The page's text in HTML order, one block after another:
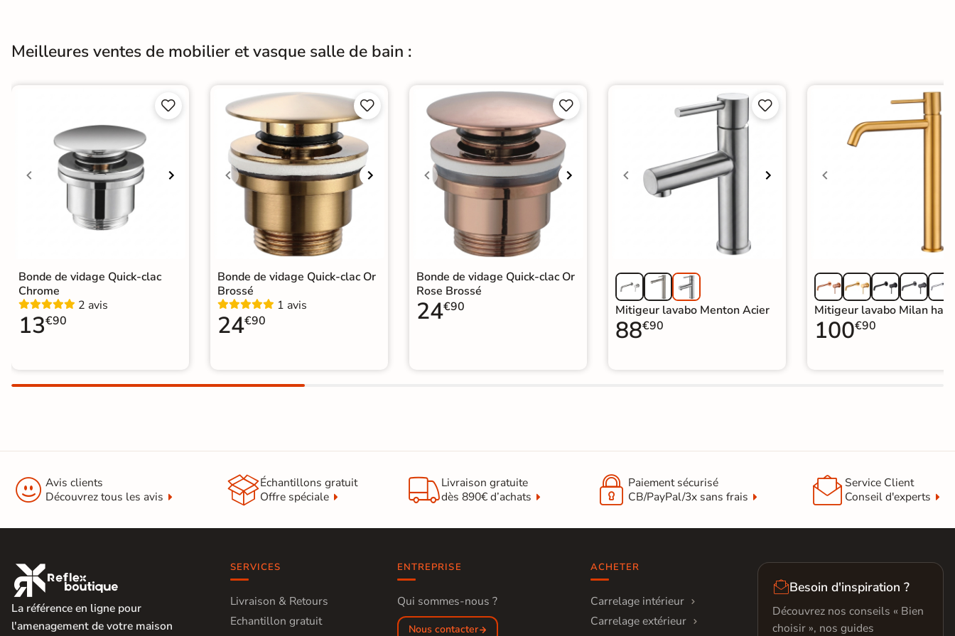
de carrelage en 3D pour
3D
réaliste
références
Simple,
simulateur 3D
Aucune inscription requise
Meilleures ventes de mobilier et vasque salle de bain :


Bonde de vidage Quick-clac
Chrome
2 avis
13€90


Bonde de vidage Quick-clac Or
Brossé
1 avis
24€90


Bonde de vidage Quick-clac Or
Rose Brossé
24€90


Mitigeur lavabo Menton Acier
88€90
Mitigeur lavabo Milan
100€90
 Avis clients
Découvrez tous les avis
Échantillons gratuit
Offre spéciale
Livraison gratuite
dès 890€ d’achats
 Paiement sécurisé
CB/PayPal/3x sans frais
 Service Client
Conseil d'experts

La référence en ligne pour
l'amenagement de votre maison
SERVICES
Livraison & Retours
Echantillon gratuit
ENTREPRISE
Qui sommes-nous ?
Nous contacter
ACHETER
Carrelage intérieur
Carrelage extérieur
Besoin d'inspiration ?
Découvrez nos conseils « Bien
choisir », nos guides